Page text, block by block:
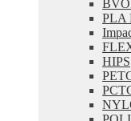
PLA
HIPS